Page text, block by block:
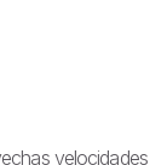
velocidades